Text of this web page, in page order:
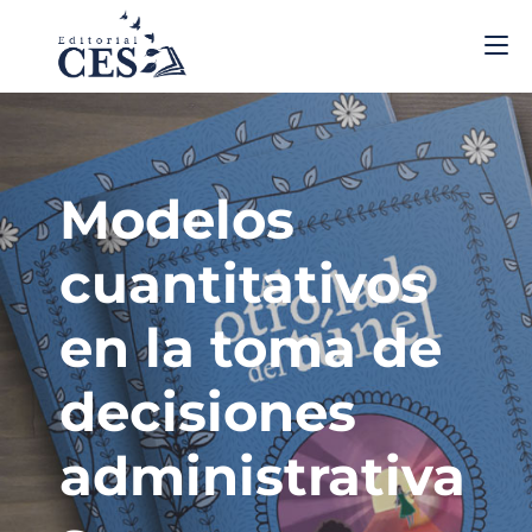
Modelos
cuantitativos
en la toma de
decisiones
administrativa